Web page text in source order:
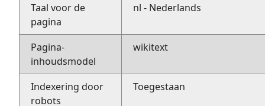
Taal voor de
pagina
nl - Nederlands
Pagina-
inhoudsmodel
wikitext
Indexering door
robots
Toegestaan